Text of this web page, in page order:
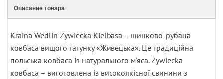
Описание товара
Kraina Wedlin Zywiecka Kielbasa – шинково-рубана
ковбаса вищого ґатунку «Живецька». Це традиційна
польська ковбаса із натурального м'яса. Żywiecka
ковбаса – виготовлена ​​із високоякісної свинини з